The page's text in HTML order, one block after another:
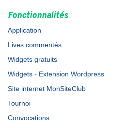
Fonctionnalités
Application
Lives commentés
Widgets gratuits
Widgets - Extension Wordpress
Site internet MonSiteClub
Tournoi
Convocations